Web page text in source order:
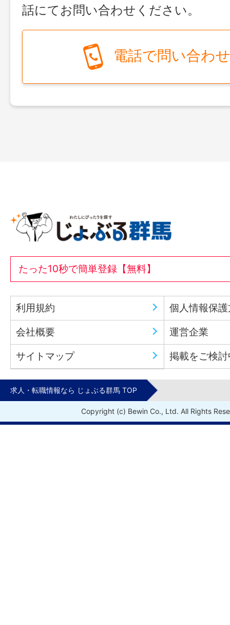
話にてお問い合わせください。
電話で問い合わ
たった10秒で簡単登録【無料】
利用規約 個人情報保
会社概要 運営企業
サイトマップ 掲載をご検
求人・転職情報なら じょぶる群馬 TOP
Copyright (c) Bewin Co., Ltd. All Rights